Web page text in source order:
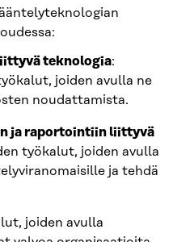
teknologia:
joiden avulla ne
noudattamista.
ja raportointiin liittyvä
työkalut, joiden avulla
ja tehdä
joiden avulla